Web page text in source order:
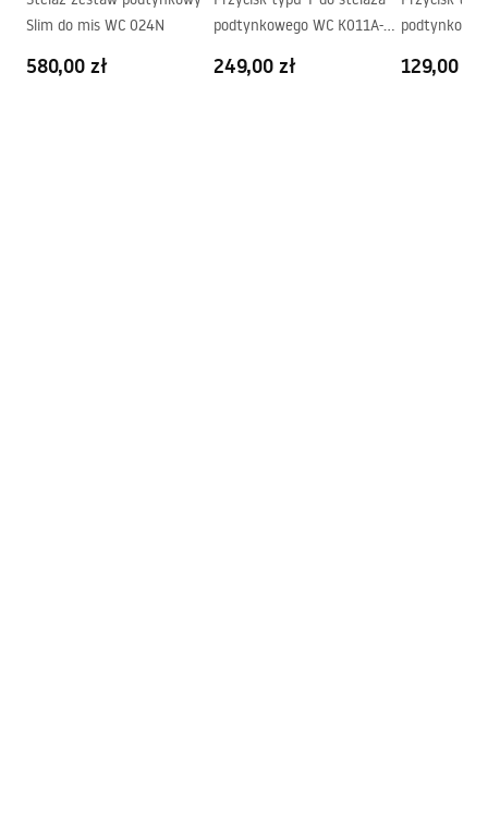
Slim do mis WC 024N
580,00 zł
podtynkowego WC K011A-Q i
249,00 zł 129,00 zł